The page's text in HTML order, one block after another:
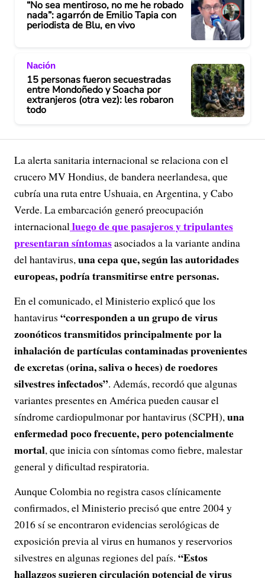
“No sea mentiroso, no me he robado
nada”: agarrón de Emilio Tapia con
periodista de Blu, en vivo
Nación
15 personas fueron secuestradas
entre Mondoñedo y Soacha por
extranjeros (otra vez): les robaron
todo
La alerta sanitaria internacional se relaciona con el
crucero MV Hondius, de bandera neerlandesa, que
cubría una ruta entre Ushuaia, en Argentina, y Cabo
Verde. La embarcación generó preocupación
internacionalluego de que pasajeros y tripulantes
presentaran síntomasasociados a la variante andina
del hantavirus,una cepa que, según las autoridades
europeas, podría transmitirse entre personas.
En el comunicado, el Ministerio explicó que los
hantavirus “corresponden a un grupo de virus
zoonóticos transmitidos principalmente por la
inhalación de partículas contaminadas provenientes
de excretas (orina, saliva o heces) de roedores
silvestres infectados”. Además, recordó que algunas
variantes presentes en América pueden causar el
síndrome cardiopulmonar por hantavirus (SCPH),una
enfermedad poco frecuente, pero potencialmente
mortal, que inicia con síntomas como fiebre, malestar
general y dificultad respiratoria.
Aunque Colombia no registra casos clínicamente
confirmados, el Ministerio precisó que entre 2004 y
2016 sí se encontraron evidencias serológicas de
exposición previa al virus en humanos y reservorios
silvestres en algunas regiones del país. “Estos
hallazgos sugieren circulación potencial de virus